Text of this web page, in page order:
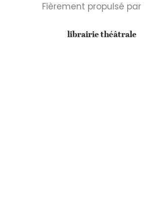
Fièrement propulsé par
librairie théâtrale